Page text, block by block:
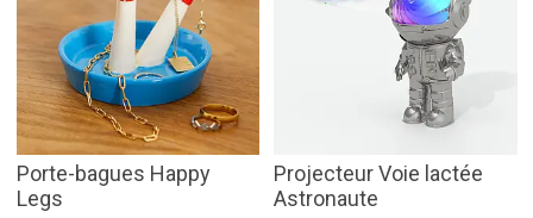
Porte-bagues Happy
Legs
Projecteur Voie lactée
Astronaute